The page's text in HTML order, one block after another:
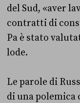
del Sud, «aver
contratti di
Pa è stato
lode.
Le parole di
di una